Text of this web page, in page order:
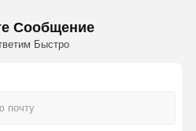
Сообщение
Быстро